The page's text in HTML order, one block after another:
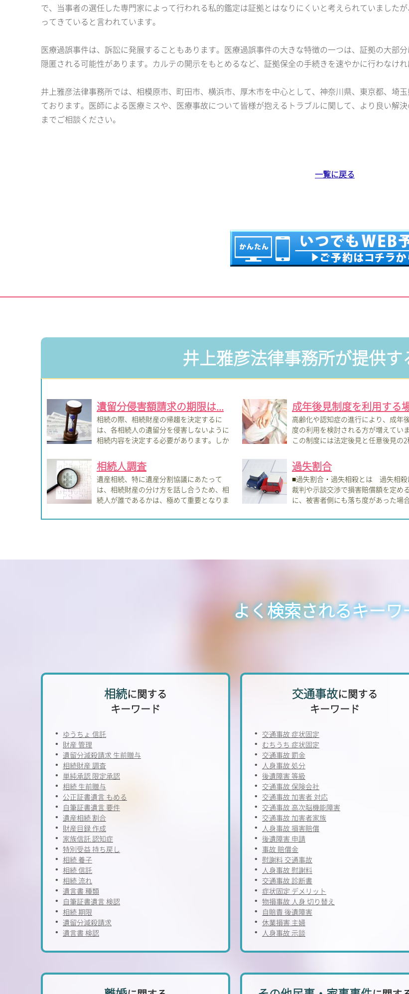
で、当事者の選任した専門家によって行われる私的鑑定は証拠とはなりにくいと考えられていました
ってきていると言われています。
医療過誤事件は、訴訟に発展することもあります。医療過誤事件の大きな特徴の一つは、証拠の大部
隠匿される可能性があります。カルテの開示をもとめるなど、証拠保全の手続きを速やかに行わなけれ
井上雅彦法律事務所では、相模原市、町田市、横浜市、厚木市を中心として、神奈川県、東京都、埼
ております。医師による医療ミスや、医療事故について皆様が抱えるトラブルに関して、より良い解
までご相談ください。
一覧に戻る
井上雅彦法律事務所が提供
遺留分侵害額請求の期限は...
相続の際、相続財産の帰趨を決定するに
は、各相続人の遺留分を侵害しないように
相続内容を決定する必要があります。しか
成年後見制度を利用する
高齢化や認知症の進行により、成年
度の利用を検討される方が増えていま
この制度には法定後見と任意後見の2
相続人調査
遺産相続、特に遺産分割協議にあたって
は、相続財産の分け方を話し合うため、相
続人が誰であるかは、極めて重要となりま
過失割合
■過失割合・過失相殺とは 過失相殺
裁判や示談交渉で損害賠償額を定め
に、被害者側にも落ち度があった場
よく検索されるキーワ
相続に関する
キーワード
ゆうちょ 信託
財産 管理
遺留分減殺請求 生前贈与
相続財産 調査
単純承認 限定承認
相続 生前贈与
公正証書遺言 もめる
自筆証書遺言 要件
遺産相続 割合
財産目録 作成
家族信託 認知症
特別受益 持ち戻し
相続 養子
相続 信託
相続 流れ
遺言書 種類
自筆証書遺言 検認
相続 期限
遺留分減殺請求
遺言書 検認
交通事故に関する
キーワード
交通事故 症状固定
むちうち 症状固定
交通事故 罰金
人身事故 処分
後遺障害 等級
交通事故 保険会社
交通事故 加害者 対応
交通事故 高次脳機能障害
交通事故 加害者家族
人身事故 損害賠償
後遺障害 申請
事故 賠償金
慰謝料 交通事故
人身事故 慰謝料
交通事故 診断書
症状固定 デメリット
物損事故 人身 切り替え
自賠責 後遺障害
休業損害 主婦
人身事故 示談